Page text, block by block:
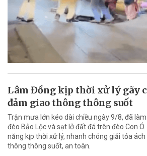
Lâm Đồng kịp thời xử lý gãy
đảm giao thông thông suốt
Trận mưa lớn kéo dài chiều ngày 9/8, đã
đèo Bảo Lộc và sạt lở đất đá trên đèo Con
năng kịp thời xử lý, nhanh chóng giải tỏa
thông thông suốt, an toàn.